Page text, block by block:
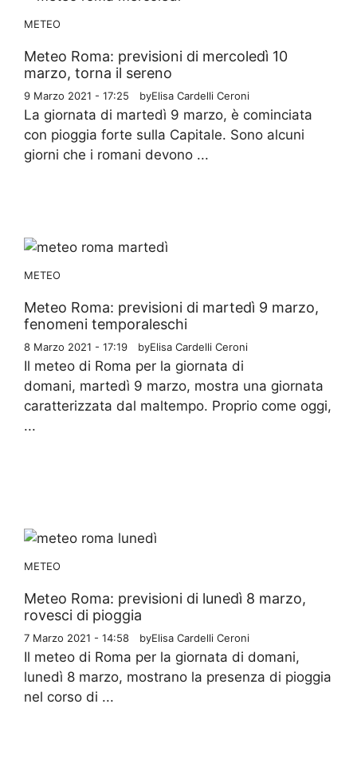
METEO
Meteo Roma: previsioni di mercoledì 10
marzo, torna il sereno
9 Marzo 2021 - 17:25 byElisa Cardelli Ceroni
La giornata di martedì 9 marzo, è cominciata
con pioggia forte sulla Capitale. Sono alcuni
giorni che i romani devono ...
METEO
Meteo Roma: previsioni di martedì 9 marzo,
fenomeni temporaleschi
8 Marzo 2021 - 17:19 byElisa Cardelli Ceroni
Il meteo di Roma per la giornata di
domani, martedì 9 marzo, mostra una giornata
caratterizzata dal maltempo. Proprio come oggi,
...
METEO
Meteo Roma: previsioni di lunedì 8 marzo,
rovesci di pioggia
7 Marzo 2021 - 14:58 byElisa Cardelli Ceroni
Il meteo di Roma per la giornata di domani,
lunedì 8 marzo, mostrano la presenza di pioggia
nel corso di ...